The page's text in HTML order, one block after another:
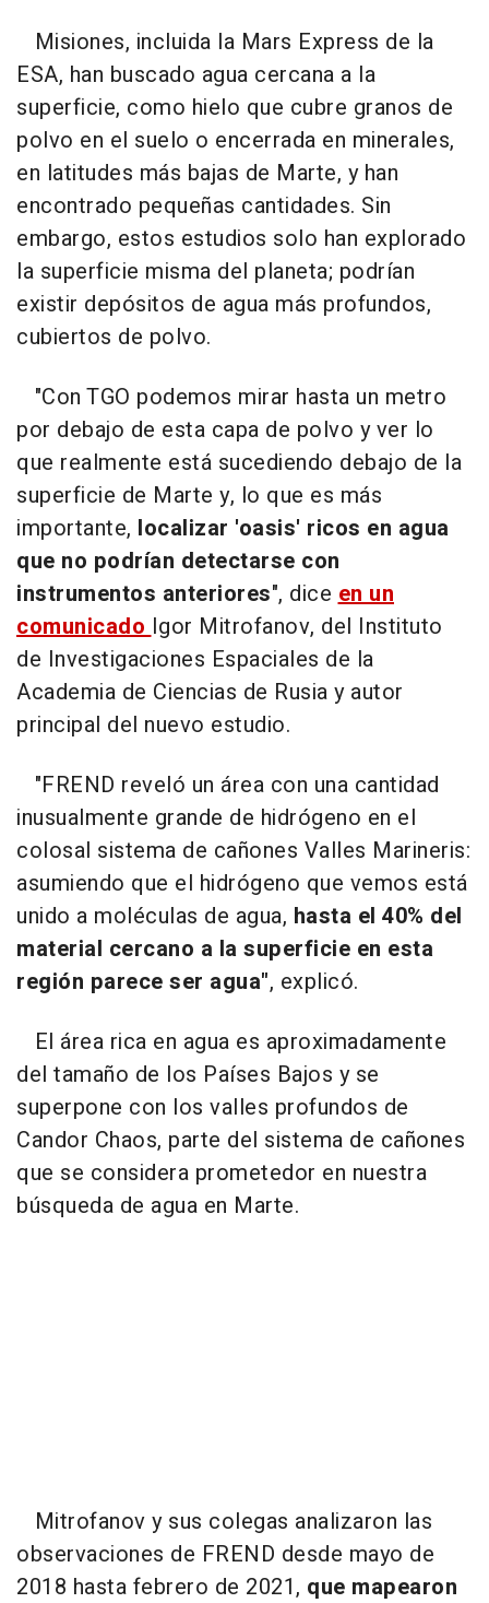
Misiones, incluida la Mars Express de la
ESA, han buscado agua cercana a la
superficie, como hielo que cubre granos de
polvo en el suelo o encerrada en minerales,
en latitudes más bajas de Marte, y han
encontrado pequeñas cantidades. Sin
embargo, estos estudios solo han explorado
la superficie misma del planeta; podrían
existir depósitos de agua más profundos,
cubiertos de polvo.
"Con TGO podemos mirar hasta un metro
por debajo de esta capa de polvo y ver lo
que realmente está sucediendo debajo de la
superficie de Marte y, lo que es más
importante, localizar 'oasis' ricos en agua
que no podrían detectarse con
instrumentos anteriores", diceen un
comunicadoIgor Mitrofanov, del Instituto
de Investigaciones Espaciales de la
Academia de Ciencias de Rusia y autor
principal del nuevo estudio.
"FREND reveló un área con una cantidad
inusualmente grande de hidrógeno en el
colosal sistema de cañones Valles Marineris:
asumiendo que el hidrógeno que vemos está
unido a moléculas de agua, hasta el 40% del
material cercano a la superficie en esta
región parece ser agua", explicó.
El área rica en agua es aproximadamente
del tamaño de los Países Bajos y se
superpone con los valles profundos de
Candor Chaos, parte del sistema de cañones
que se considera prometedor en nuestra
búsqueda de agua en Marte.
Mitrofanov y sus colegas analizaron las
observaciones de FREND desde mayo de
2018 hasta febrero de 2021, que mapearon